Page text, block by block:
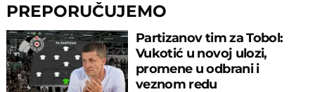
PREPORUČUJEMO
Partizanov tim za Tobol:
Vukotić u novoj ulozi,
promene u odbrani i
veznom redu